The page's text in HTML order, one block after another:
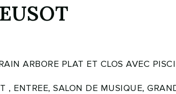
ARBORE PLAT ET CLOS AVEC
, ENTREE, SALON DE MUSIQUE,